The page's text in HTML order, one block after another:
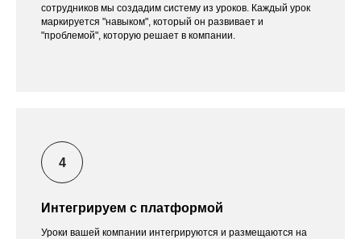
сотрудников мы создадим систему из уроков. Каждый урок
маркируется "навыком", который он развивает и
"проблемой", которую решает в компании.
Интегрируем с платформой
Уроки вашей компании интегрируются и размещаются на